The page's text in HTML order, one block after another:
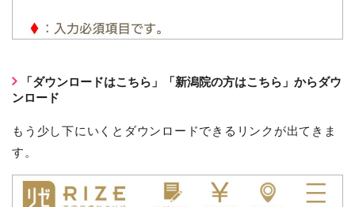
「ダウンロードはこちら」「新潟院の方はこちら」からダウ
ンロード
もう少し下にいくとダウンロードできるリンクが出てきま
す。